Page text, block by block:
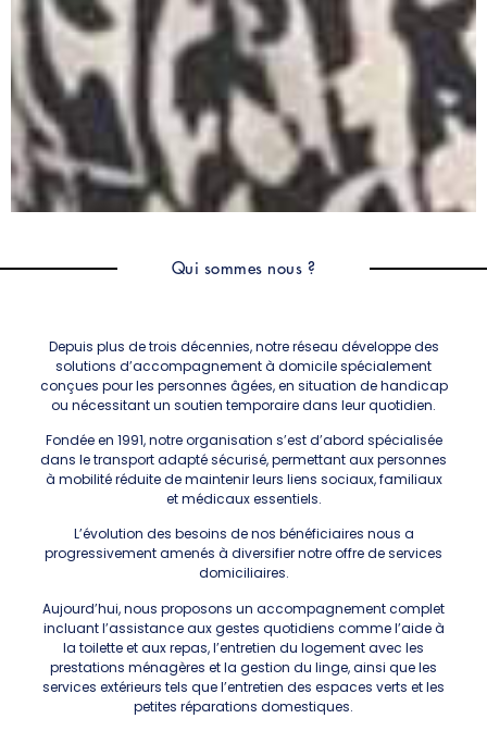
Qui sommes nous ?
Depuis plus de trois décennies, notre réseau développe des
solutions d’accompagnement à domicile spécialement
conçues pour les personnes âgées, en situation de handicap
ou nécessitant un soutien temporaire dans leur quotidien.
Fondée en 1991, notre organisation s’est d’abord spécialisée
dans le transport adapté sécurisé, permettant aux personnes
à mobilité réduite de maintenir leurs liens sociaux, familiaux
et médicaux essentiels.
L’évolution des besoins de nos bénéficiaires nous a
progressivement amenés à diversifier notre offre de services
domiciliaires.
Aujourd’hui, nous proposons un accompagnement complet
incluant l’assistance aux gestes quotidiens comme l’aide à
la toilette et aux repas, l’entretien du logement avec les
prestations ménagères et la gestion du linge, ainsi que les
services extérieurs tels que l’entretien des espaces verts et les
petites réparations domestiques.